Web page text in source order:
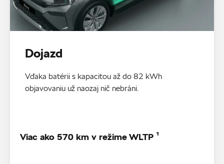
Dojazd
Vďaka batérii s kapacitou až do 82 kWh
objavovaniu už naozaj nič nebráni.
Viac ako 570 km v režime WLTP ¹